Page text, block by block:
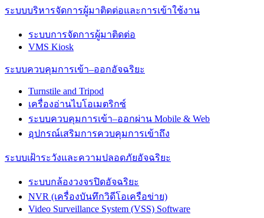
ระบบบริหารจัดการผู้มาติดต่อและการเข้าใช้งาน
ระบบการจัดการผู้มาติดต่อ
VMS Kiosk
ระบบควบคุมการเข้า–ออกอัจฉริยะ
Turnstile and Tripod
เครื่องอ่านไบโอเมตริกซ์
ระบบควบคุมการเข้า–ออกผ่าน Mobile & Web
อุปกรณ์เสริมการควบคุมการเข้าถึง
ระบบเฝ้าระวังและความปลอดภัยอัจฉริยะ
ระบบกล้องวงจรปิดอัจฉริยะ
NVR (เครื่องบันทึกวิดีโอเครือข่าย)
Video Surveillance System (VSS) Software